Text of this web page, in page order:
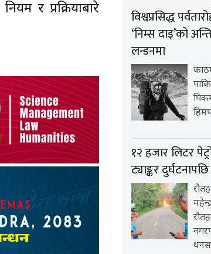
र प्रक्रियाबारे
विश्वप्रसिद्ध
‘निम्स दाइ’को
लन्डनमा
१२ हजार लिटर
ट्याङ्कर